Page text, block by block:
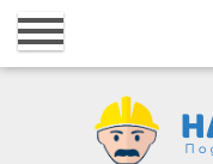
Главная
Регистрация